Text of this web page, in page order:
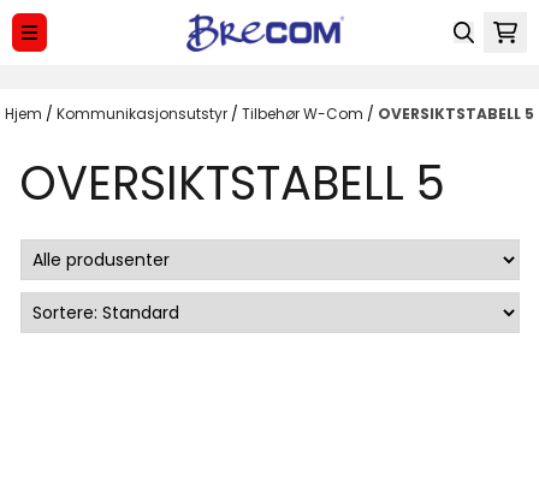
Hopp til innhold
Hjem / Kommunikasjonsutstyr / Tilbehør W-Com / OVERSIKTSTABELL 5
OVERSIKTSTABELL 5